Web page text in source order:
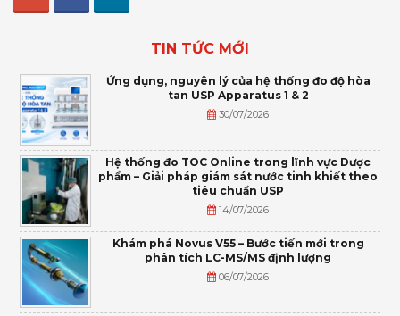
TIN TỨC MỚI
Ứng dụng, nguyên lý của hệ thống đo độ hòa
tan USP Apparatus 1 & 2
30/07/2026
Hệ thống đo TOC Online trong lĩnh vực Dược
phẩm – Giải pháp giám sát nước tinh khiết theo
tiêu chuẩn USP
14/07/2026
Khám phá Novus V55 – Bước tiến mới trong
phân tích LC-MS/MS định lượng
06/07/2026